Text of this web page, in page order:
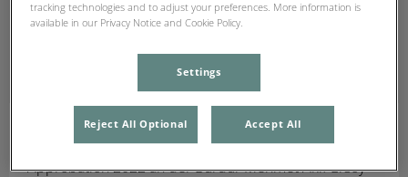
Alperen Güven
Approbation 2022 an der Burdur Mehmet Akıf Ersoy
tracking technologies and to adjust your preferences. More information is
available in our Privacy Notice and Cookie Policy.
Settings
Reject All Optional Accept All